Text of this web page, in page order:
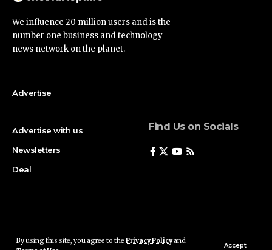
By using this site, you agree to the Privacy Policyand
Accept
We influence 20 million users and is the
number one business and technology
news network on the planet.
Advertise
Advertise with us
Newsletters
Deal
Find Us on Socials